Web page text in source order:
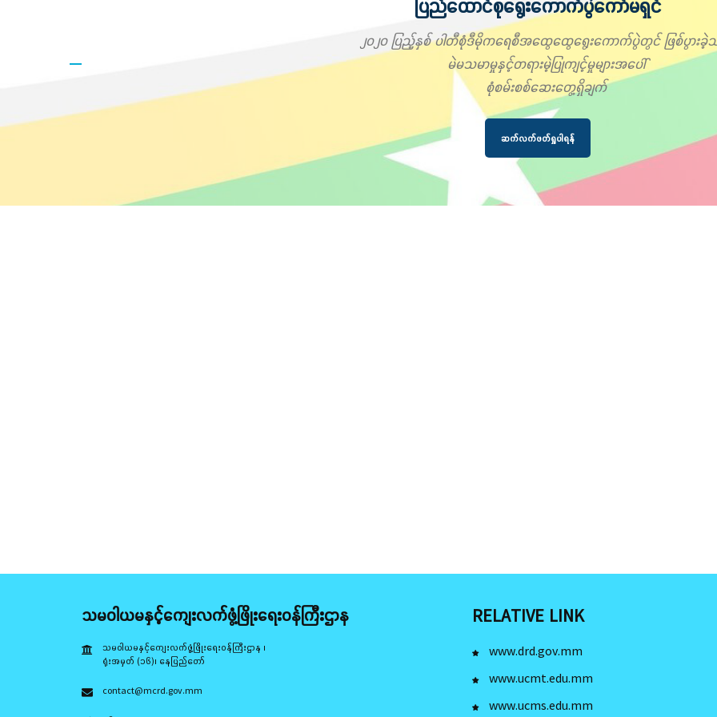
ပြည်ထောင်စုရွေးကောက်ပွဲကော်မရှင်
၂၀၂၀ ပြည့်နှစ် ပါတီစုံဒီမိုကရေစီအထွေထွေရွေးကောက်ပွဲတွင် ဖြစ်ပွား
မဲမသမာမှုနှင့်တရားမဲ့ပြုကျင့်မှုများအပေါ်
စုံစမ်းစစ်ဆေးတွေ့ရှိချက်
ဆက်လက်ဖတ်ရှုပါရန်
သမဝါယမနှင့်ကျေးလက်ဖွံ့ဖြိုးရေးဝန်ကြီးဌာန
သမဝါယမနှင့်ကျေးလက်ဖွံ့ဖြိုးရေးဝန်ကြီးဌာန ၊
ရုံးအမှတ် (၁၆)၊ နေပြည်တော်
contact@mcrd.gov.mm
RELATIVE LINK
www.drd.gov.mm
www.ucmt.edu.mm
www.ucms.edu.mm